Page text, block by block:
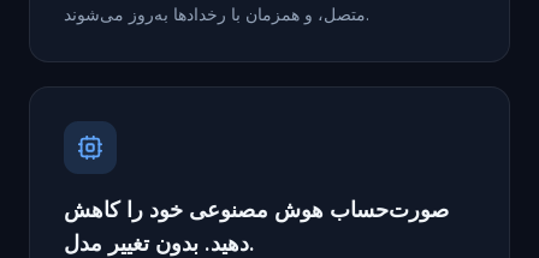
متصل، و همزمان با رخدادها به‌روز می‌شوند.
صورت‌حساب هوش مصنوعی خود را کاهش
دهید. بدون تغییر مدل.